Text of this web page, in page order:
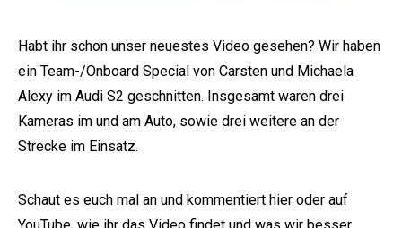
Habt ihr schon unser neuestes Video gesehen? Wir haben
ein Team-/Onboard Special von Carsten und Michaela
Alexy im Audi S2 geschnitten. Insgesamt waren drei
Kameras im und am Auto, sowie drei weitere an der
Strecke im Einsatz.
Schaut es euch mal an und kommentiert hier oder auf
YouTube, wie ihr das Video findet und was wir besser